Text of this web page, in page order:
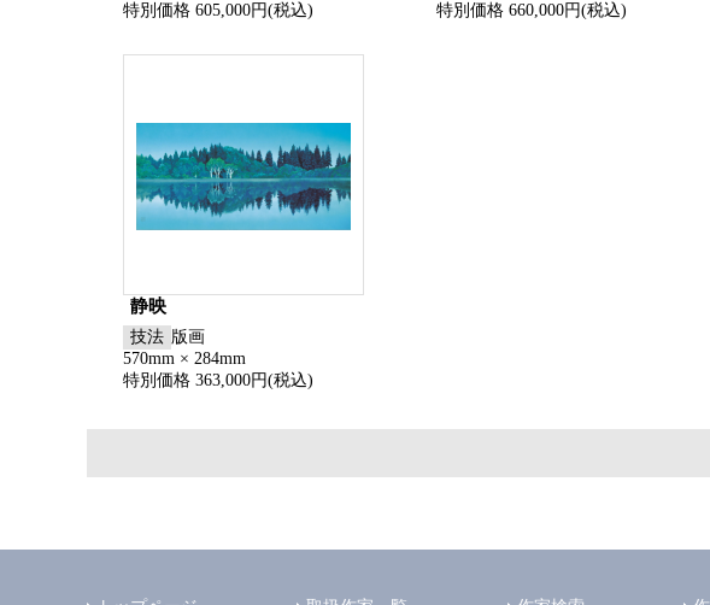
特別価格 605,000円(税込)
特別価格 660,000円(税込)
静映
技法 版画
570mm × 284mm
特別価格 363,000円(税込)